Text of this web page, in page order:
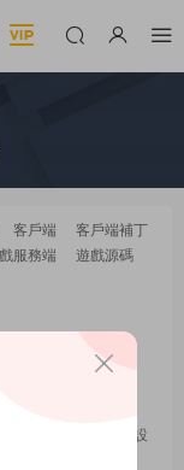
客戶端
客戶端補丁
服務端
遊戲源碼
手工架設